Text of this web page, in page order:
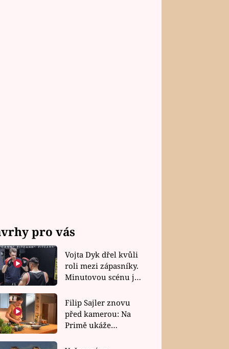
pro vás
Vojta Dyk dřel kvůli
roli mezi zápasníky.
Minutovou scénu jel
Filip Sajler znovu
před kamerou: Na
Primě ukáže